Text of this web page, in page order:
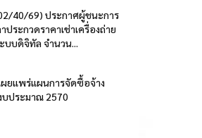
40/69) ประกาศผู้ชนะการ
ประกวดราคาเช่าเครื่องถ่าย
บบดิจิทัล จำนวน...
ผยแพร่แผนการจัดซื้อจ้าง
บประมาณ 2570